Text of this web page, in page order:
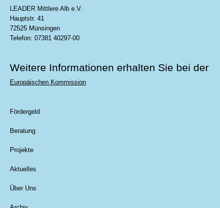
LEADER Mittlere Alb e.V.
Hauptstr. 41
72525 Münsingen
Telefon: 07381 40297-00
Weitere Informationen erhalten Sie bei der
Europäischen Kommission
Fördergeld
Beratung
Projekte
Aktuelles
Über Uns